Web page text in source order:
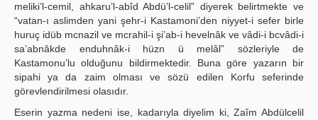
meliki’l-cemil, ahkaru’l-abîd Abdü’l-celil” diyerek belirtmekte ve
“vatan-ı aslimden yani şehr-i Kastamoni’den niyyet-i sefer birle
huruç idüb mcnazil ve mcrahil-i şi’ab-i hevelnâk ve vâdi-i bcvâdi-i
sa’abnâkde enduhnâk-i hüzn ü melâl” sözleriyle de
Kastamonu’lu olduğunu bildirmektedir. Buna göre yazarın bir
sipahi ya da zaim olması ve sözü edilen Korfu seferinde
görevlendirilmesi olasıdır.
Eserin yazma nedeni ise, kadarıyla diyelim ki, Zaîm Abdülcelil